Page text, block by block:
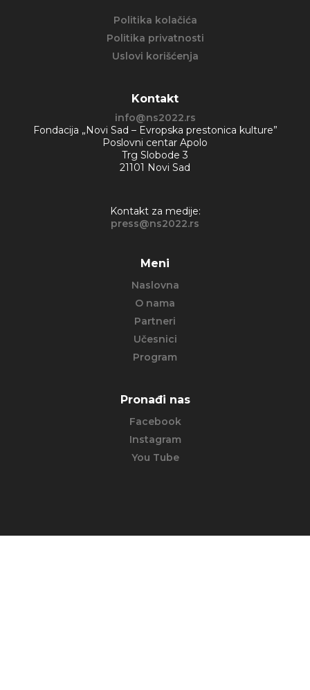
Politika kolačića
Politika privatnosti
Uslovi korišćenja
Kontakt
info@ns2022.rs
Fondacija „Novi Sad – Evropska prestonica kulture”
Poslovni centar Apolo
Trg Slobode 3
21101 Novi Sad
Kontakt za medije:
press@ns2022.rs
Meni
Naslovna
O nama
Partneri
Učesnici
Program
Pronađi nas
Facebook
Instagram
You Tube